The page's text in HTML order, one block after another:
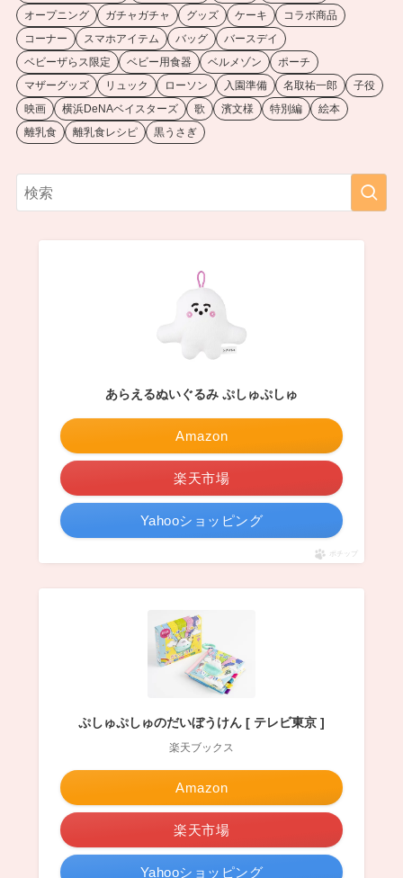
オープニング
ガチャガチャ グッズ ケーキ
コラボ商品
コーナー
スマホアイテム バッグ
バースデイ
ベビーザらス限定
ベビー用食器 ベルメゾン
ポーチ
マザーグッズ
リュック ローソン 入園準備 名取祐一郎
子役
映画
横浜DeNAベイスターズ 歌 濱文様 特別編
絵本
離乳食
離乳食レシピ 黒うさぎ
あらえるぬいぐるみ ぷしゅぷしゅ
Amazon
楽天市場
Yahooショッピング
ポチップ
ぷしゅぷしゅのだいぼうけん [ テレビ東京 ]
楽天ブックス
Amazon
楽天市場
Yahooショッピング